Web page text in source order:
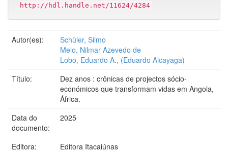
http://hdl.handle.net/11624/4284
Autor(es):
Schüler, Silmo
Melo, Nilmar Azevedo de
Lobo, Eduardo A., (Eduardo Alcayaga)
Título:
Dez anos : crônicas de projectos sócio-
económicos que transformam vidas em Angola,
África.
Data do
documento:
2025
Editora:
Editora Itacaiúnas